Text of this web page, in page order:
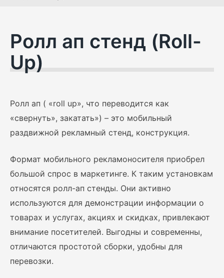
Ролл ап стенд (Roll-
Up)
Ролл ап ( «roll up», что переводится как
«свернуть», закатать») – это мобильный
раздвижной рекламный стенд, конструкция.
Формат мобильного рекламоносителя приобрел
большой спрос в маркетинге. К таким установкам
относятся ролл-ап стенды. Они активно
используются для демонстрации информации о
товарах и услугах, акциях и скидках, привлекают
внимание посетителей. Выгодны и современны,
отличаются простотой сборки, удобны для
перевозки.